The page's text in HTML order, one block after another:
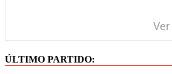
ÚLTIMO PARTIDO: